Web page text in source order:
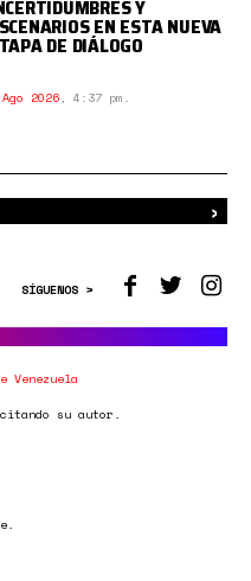
Y
EN ESTA NUEVA
DE DIÁLOGO
2026, 4:37 pm.
›
SÍGUENOS >
Venezuela
su autor.